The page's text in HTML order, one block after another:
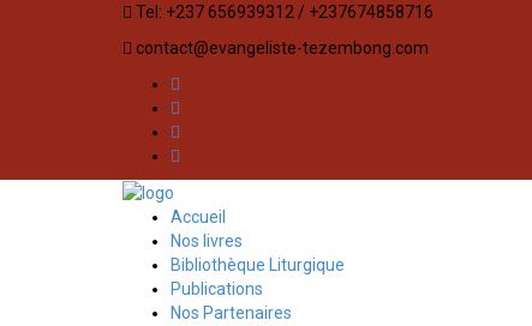
Tel: +237 656939312 / +237674858716
contact@evangeliste-tezembong.com
Accueil
Nos livres
Bibliothèque Liturgique
Publications
Nos Partenaires